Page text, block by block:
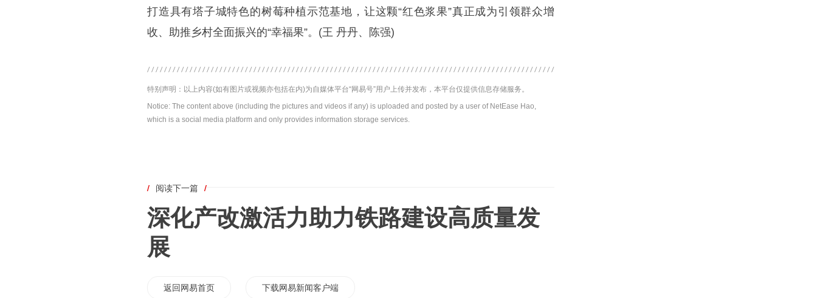
打造具有塔子城特色的树莓种植示范基地，让这颗“红色浆果”真正成为引领群众增
收、助推乡村全面振兴的“幸福果”。(王 丹丹、陈强)
特别声明：以上内容(如有图片或视频亦包括在内)为自媒体平台“网易号”用户上传并发布，本平台仅提供信息存储服务。
Notice: The content above (including the pictures and videos if any) is uploaded and posted by a user of NetEase Hao,
which is a social media platform and only provides information storage services.
/ 阅读下一篇 /
深化产改激活力助力铁路建设高质量发
展
返回网易首页 下载网易新闻客户端